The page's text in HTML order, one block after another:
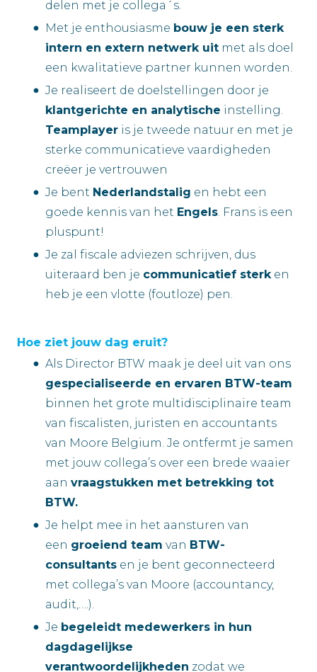
delen met je collega´s.
Met je enthousiasme bouw je een sterk
intern en extern netwerk uit met als doel
een kwalitatieve partner kunnen worden.
Je realiseert de doelstellingen door je
klantgerichte en analytische instelling.
Teamplayer is je tweede natuur en met je
sterke communicatieve vaardigheden
creëer je vertrouwen
Je bent Nederlandstalig en hebt een
goede kennis van het Engels . Frans is een
pluspunt!
Je zal fiscale adviezen schrijven, dus
uiteraard ben je communicatief sterk en
heb je een vlotte (foutloze) pen.
Hoe ziet jouw dag eruit?
Als Director BTW maak je deel uit van ons
gespecialiseerde en ervaren BTW-team
binnen het grote multidisciplinaire team
van fiscalisten, juristen en accountants
van Moore Belgium. Je ontfermt je samen
met jouw collega’s over een brede waaier
aan vraagstukken met betrekking tot
BTW.
Je helpt mee in het aansturen van
een groeiend team van BTW-
consultants en je bent geconnecteerd
met collega’s van Moore (accountancy,
audit,….).
Je begeleidt medewerkers in hun
dagdagelijkse
verantwoordelijkheden zodat we